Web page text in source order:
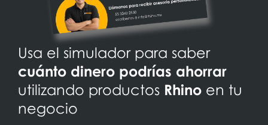
Usa el simulador para saber
cuánto dinero podrías ahorrar
utilizando productos Rhino en tu
negocio